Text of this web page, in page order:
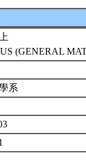
(GENERAL
系